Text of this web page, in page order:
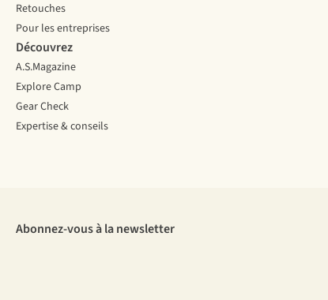
Retouches
Pour les entreprises
Découvrez
A.S.Magazine
Explore Camp
Gear Check
Expertise & conseils
Abonnez-vous à la newsletter